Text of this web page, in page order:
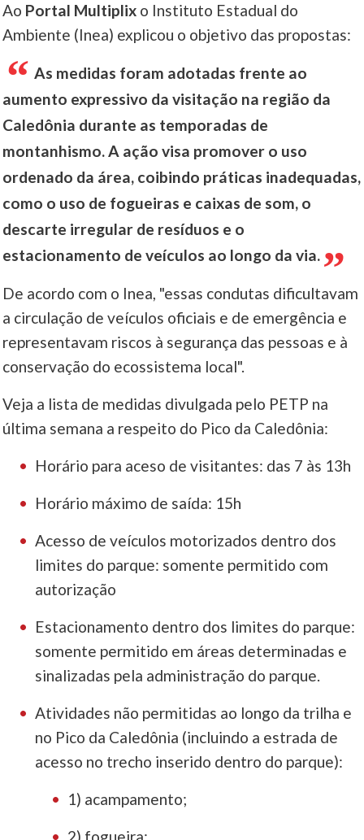
Ao Portal Multiplix o Instituto Estadual do
Ambiente (Inea) explicou o objetivo das propostas:
As medidas foram adotadas frente ao
aumento expressivo da visitação na região da
Caledônia durante as temporadas de
montanhismo. A ação visa promover o uso
ordenado da área, coibindo práticas inadequadas,
como o uso de fogueiras e caixas de som, o
descarte irregular de resíduos e o
estacionamento de veículos ao longo da via.
De acordo com o Inea, "essas condutas dificultavam
a circulação de veículos oficiais e de emergência e
representavam riscos à segurança das pessoas e à
conservação do ecossistema local".
Veja a lista de medidas divulgada pelo PETP na
última semana a respeito do Pico da Caledônia:
Horário para aceso de visitantes: das 7 às 13h
Horário máximo de saída: 15h
Acesso de veículos motorizados dentro dos
limites do parque: somente permitido com
autorização
Estacionamento dentro dos limites do parque:
somente permitido em áreas determinadas e
sinalizadas pela administração do parque.
Atividades não permitidas ao longo da trilha e
no Pico da Caledônia (incluindo a estrada de
acesso no trecho inserido dentro do parque):
1) acampamento;